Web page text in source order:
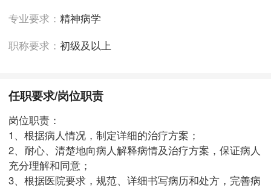
专业要求：精神病学
职称要求：初级及以上
任职要求/岗位职责
岗位职责：
1、根据病人情况，制定详细的治疗方案；
2、耐心、清楚地向病人解释病情及治疗方案，保证病人
充分理解和同意；
3、根据医院要求，规范、详细书写病历和处方，完善病